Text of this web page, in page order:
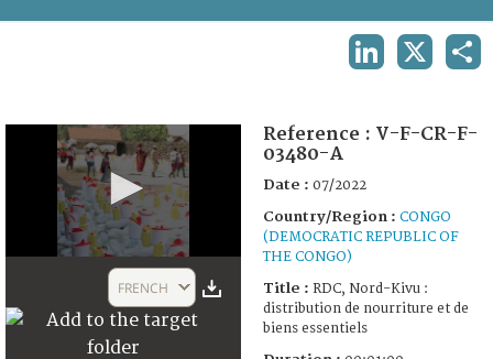
1
FRENCH
Reference : V-F-CR-F-
03480-A
Date : 07/2022
Country/Region : CONGO
(DEMOCRATIC REPUBLIC OF
THE CONGO)
Title : RDC, Nord-Kivu :
distribution de nourriture et de
biens essentiels